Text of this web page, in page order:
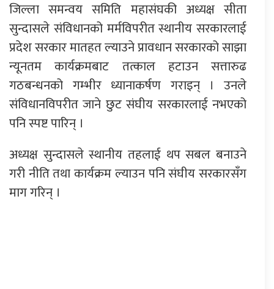
जिल्ला समन्वय समिति महासंघकी अध्यक्ष सीता
सुन्दासले संविधानको मर्मविपरीत स्थानीय सरकारलाई
प्रदेश सरकार मातहत ल्याउने प्रावधान सरकारको साझा
न्यूनतम कार्यक्रमबाट तत्काल हटाउन सत्तारुढ
गठबन्धनको गम्भीर ध्यानाकर्षण गराइन् । उनले
संविधानविपरीत जाने छुट संघीय सरकारलाई नभएको
पनि स्पष्ट पारिन् ।
अध्यक्ष सुन्दासले स्थानीय तहलाई थप सबल बनाउने
गरी नीति तथा कार्यक्रम ल्याउन पनि संघीय सरकारसँग
माग गरिन् ।